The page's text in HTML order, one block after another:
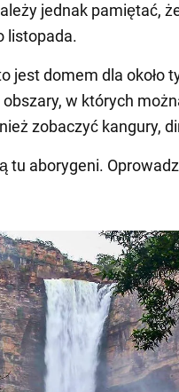
jednak pamiętać,
listopada.
jest domem dla około
w których
zobaczyć kangury,
tu aborygeni.